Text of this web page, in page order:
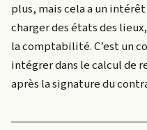
plus, mais cela a un
charger des états des
la comptabilité. C’est un
intégrer dans le calcul de
après la signature du